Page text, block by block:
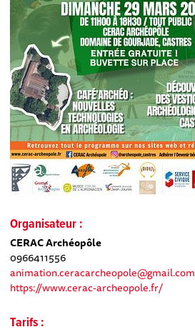
Organisateur :
CERAC Archéopôle
0966411556
animation.ceracarcheopole@gmail.com
https://www.cerac-archeopole.fr/
Tarifs :